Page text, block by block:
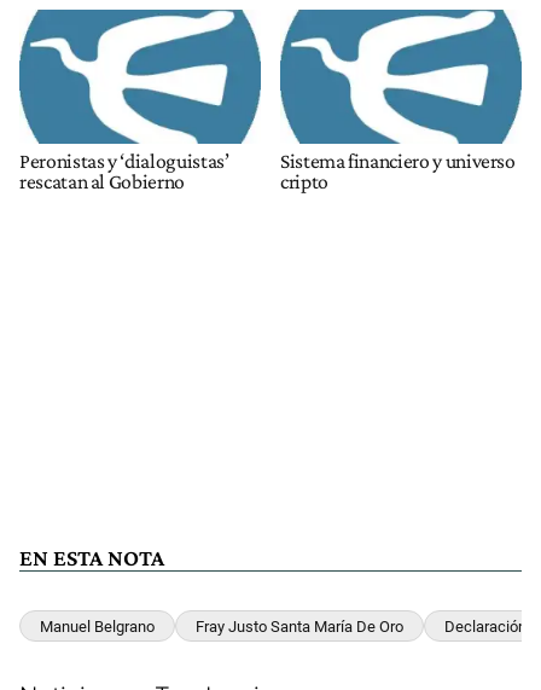
Peronistas y ‘dialoguistas’
rescatan al Gobierno
Sistema financiero y universo
cripto
EN ESTA NOTA
Manuel Belgrano Fray Justo Santa María De Oro Declaración